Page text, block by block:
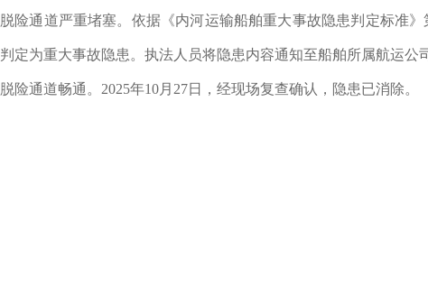
脱险通道严重堵塞。依据《内河运输船舶重大事故隐患判定标准
判定为重大事故隐患。执法人员将隐患内容通知至船舶所属航运
脱险通道畅通。2025年10月27日，经现场复查确认，隐患已消除。